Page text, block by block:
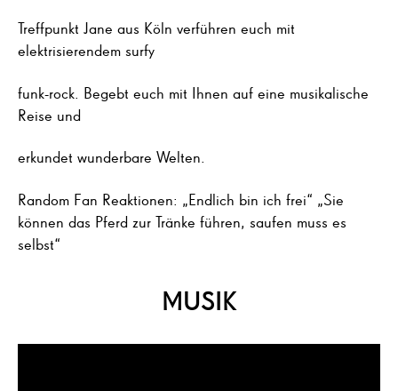
Treffpunkt Jane aus Köln verführen euch mit
elektrisierendem surfy
funk-rock. Begebt euch mit Ihnen auf eine musikalische
Reise und
erkundet wunderbare Welten.
Random Fan Reaktionen: „Endlich bin ich frei“ „Sie
können das Pferd zur Tränke führen, saufen muss es
selbst“
MUSIK